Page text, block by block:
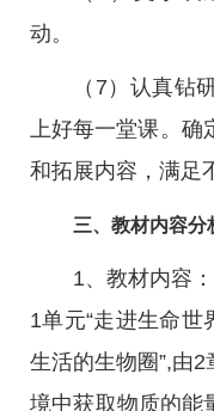
动。
（7）认真钻
上好每一堂课。确
和拓展内容，满足
三、教材内容分
1、教材内容
1单元“走进生命世
生活的生物圈”,由
境中获取物质的能